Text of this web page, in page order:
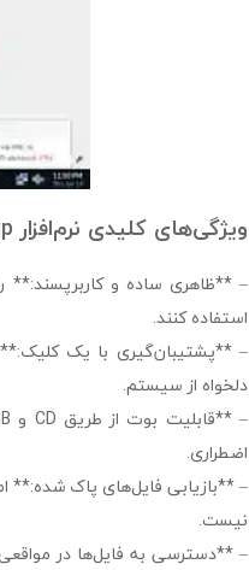
ویژگی‌های کلیدی نرم‌افزار redo backup :
– **ظاهری ساده و کاربرپسند:**
استفاده کنند.
– **پشتیبان‌گیری با یک
دلخواه از سیستم.
اضطراری.
– **بازیابی فایل‌های پاک شده:**
نیست.
– **دسترسی به فایل‌ها در